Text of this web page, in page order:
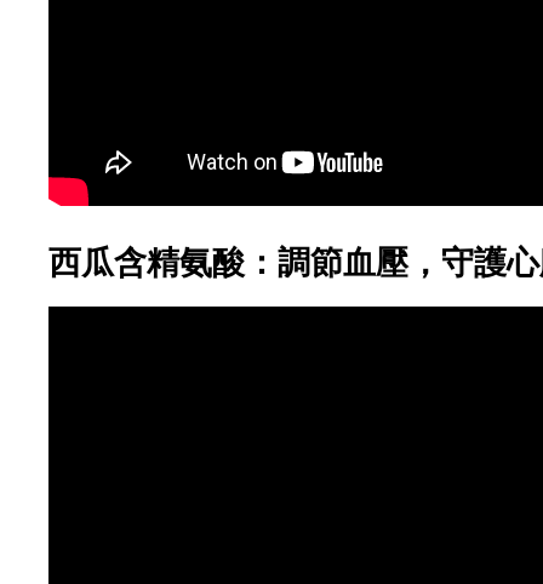
西瓜含精氨酸：調節血壓，守護